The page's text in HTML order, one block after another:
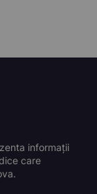
informații
care